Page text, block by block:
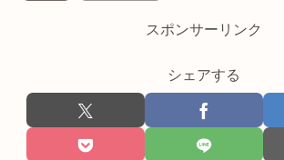
スポンサーリンク
シェアする